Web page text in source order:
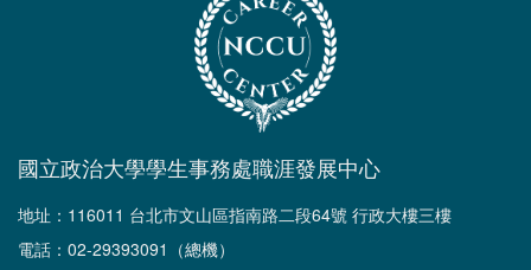
國立政治大學學生事務處職涯發展中心
地址：116011 台北市文山區指南路二段64號 行政大樓三樓
電話：02-29393091（總機）